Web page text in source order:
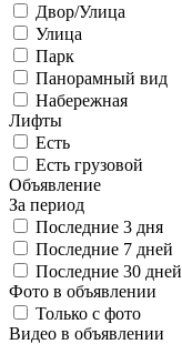
Двор/Улица
Улица
Парк
Панорамный вид
Набережная
Лифты
Есть
Есть грузовой
Объявление
За период
Последние 3 дня
Последние 7 дней
Последние 30 дней
Фото в объявлении
Только с фото
Видео в объявлении